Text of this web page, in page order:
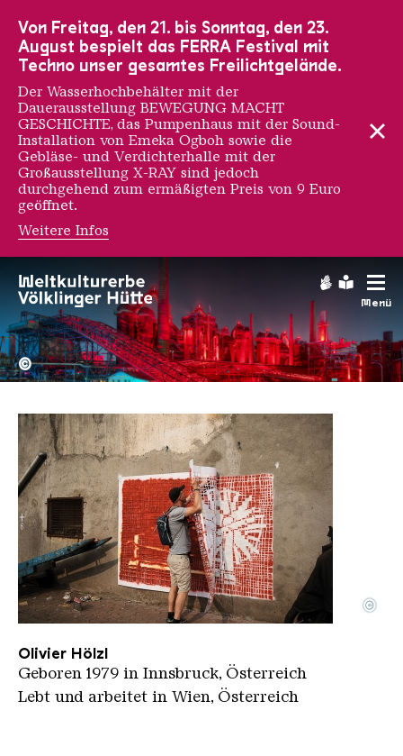
Menü
Olivier Hölzl
Hochofengruppe in Rot
Copyright:
©
olivierhoelzl
Copyright: Olivier Hoelzl
©
Olivier Hölzl
Geboren 1979 in Innsbruck, Österreich
Lebt und arbeitet in Wien, Österreich
Von Freitag, den 21. bis Sonntag, den 23.
August bespielt das FERRA Festival mit
Techno unser gesamtes Freilichtgelände.
Der Wasserhochbehälter mit der
Dauerausstellung BEWEGUNG MACHT
GESCHICHTE, das Pumpenhaus mit der Sound-
Installation von Emeka Ogboh sowie die
Gebläse- und Verdichterhalle mit der
Großausstellung X-RAY sind jedoch
durchgehend zum ermäßigten Preis von 9 Euro
geöffnet.
Weitere Infos